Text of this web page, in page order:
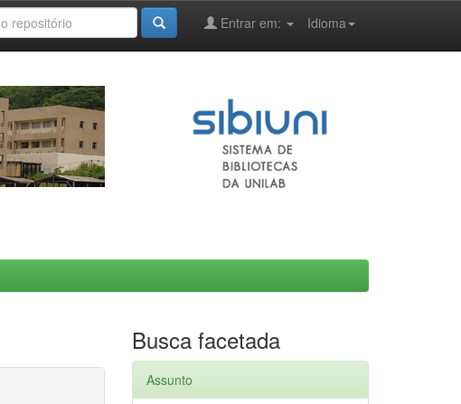
Idioma
Entrar em:
Busca facetada
Assunto